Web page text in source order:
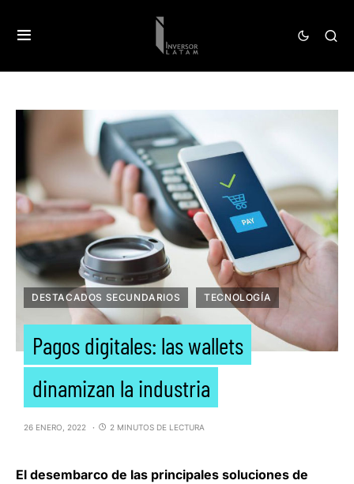
DESTACADOS SECUNDARIOS TECNOLOGÍA
Pagos digitales: las wallets
dinamizan la industria
26 ENERO, 2022 2 MINUTOS DE LECTURA
El desembarco de las principales soluciones de